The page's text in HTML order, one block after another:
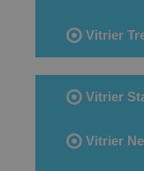
Vitrier
Vitrier
Vitrier